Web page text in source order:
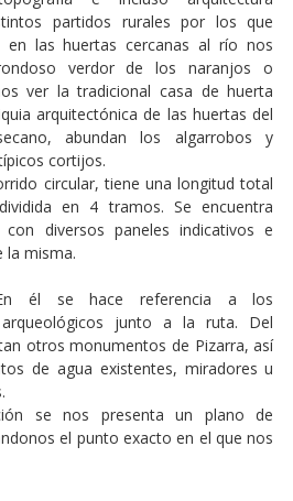
partidos rurales por los que
en las huertas cercanas al río nos
verdor de los naranjos o
ver la tradicional casa de huerta
arquitectónica de las huertas del
abundan los algarrobos y
cortijos.
circular, tiene una longitud total
en 4 tramos. Se encuentra
con diversos paneles indicativos e
la misma.
él se hace referencia a los
junto a la ruta. Del
otros monumentos de Pizarra, así
de agua existentes, miradores u
se nos presenta un plano de
el punto exacto en el que nos